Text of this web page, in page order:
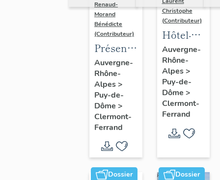
Renaud-
Morand
Bénédicte
(Contributeur)
Présentation
de
l'opération
ponctuelle
"Muraille
de
Chine"
(de
Clermont-
Ferrand)
Auvergne-
Rhône-
Alpes>
Puy-de-
Dôme >
Clermont-
Ferrand
Christophe
(Contributeur)
Hôtel-
Dieu de
Clermont-
Ferrand
: les
raisons
de
l'étude
Auvergne-
Rhône-
Alpes>
Puy-de-
Dôme >
Clermont-
Ferrand
Dossier Dossier